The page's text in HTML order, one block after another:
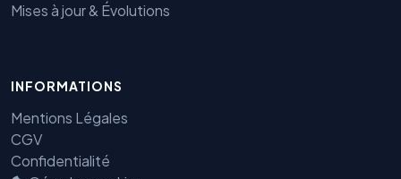
Mises à jour & Évolutions
INFORMATIONS
Mentions Légales
CGV
Confidentialité